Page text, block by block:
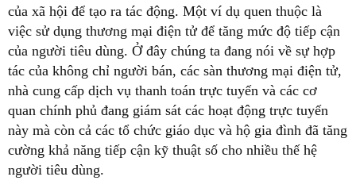
của xã hội để tạo ra tác động. Một ví dụ quen thuộc là
việc sử dụng thương mại điện tử để tăng mức độ tiếp cận
của người tiêu dùng. Ở đây chúng ta đang nói về sự hợp
tác của không chỉ người bán, các sàn thương mại điện tử,
nhà cung cấp dịch vụ thanh toán trực tuyến và các cơ
quan chính phủ đang giám sát các hoạt động trực tuyến
này mà còn cả các tổ chức giáo dục và hộ gia đình đã tăng
cường khả năng tiếp cận kỹ thuật số cho nhiều thế hệ
người tiêu dùng.